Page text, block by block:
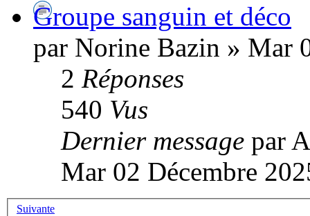
Groupe sanguin et déco
par Norine Bazin » Mar
2 Réponses
540 Vus
Dernier message par
Mar 02 Décembre
Suivante